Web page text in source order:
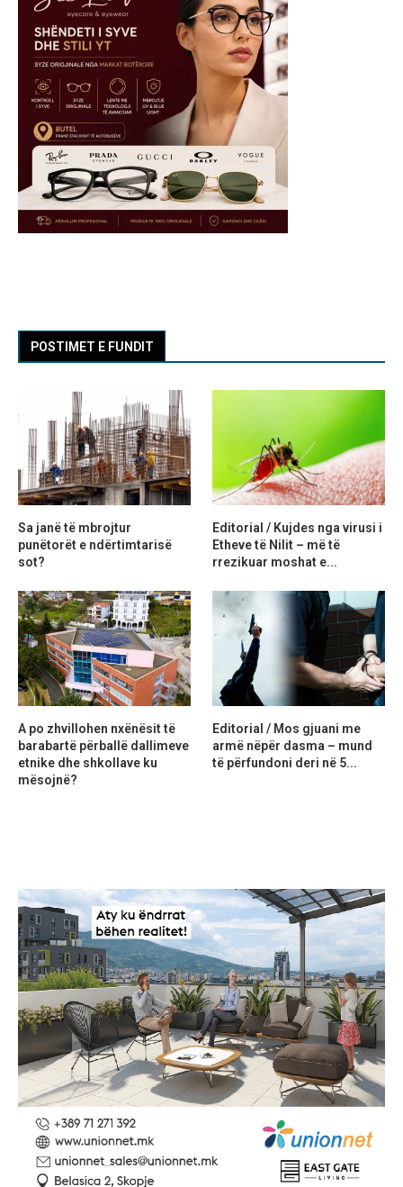
POSTIMET E FUNDIT
Sa janë të mbrojtur
punëtorët e ndërtimtarisë
sot?
Editorial / Kujdes nga virusi i
Etheve të Nilit – më të
rrezikuar moshat e...
A po zhvillohen nxënësit të
barabartë përballë dallimeve
etnike dhe shkollave ku
mësojnë?
Editorial / Mos gjuani me
armë nëpër dasma – mund
të përfundoni deri në 5...